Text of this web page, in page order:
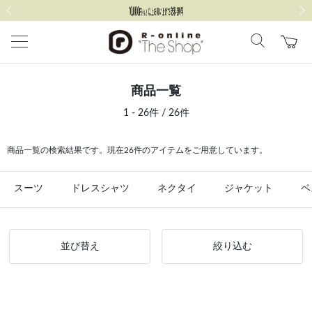
商品一覧
1 - 26件 / 26件
商品一覧の検索結果です。現在26件のアイテムをご用意しています。
スーツ ドレスシャツ ネクタイ ジャケット
並び替え 絞り込む